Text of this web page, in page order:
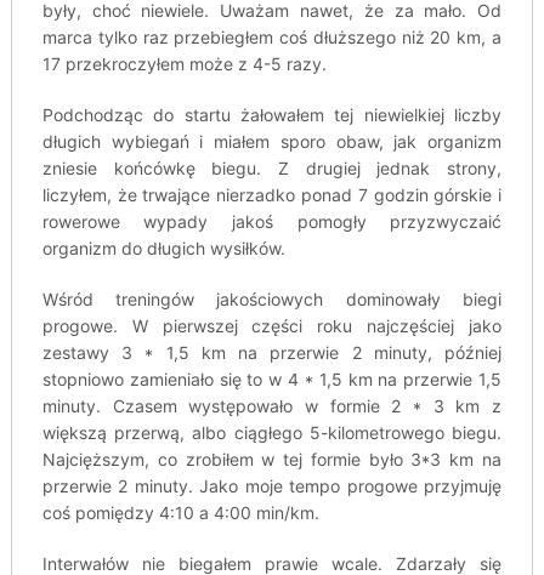
były, choć niewiele. Uważam nawet, że za mało. Od
marca tylko raz przebiegłem coś dłuższego niż 20 km, a
17 przekroczyłem może z 4-5 razy.
Podchodząc do startu żałowałem tej niewielkiej liczby
długich wybiegań i miałem sporo obaw, jak organizm
zniesie końcówkę biegu. Z drugiej jednak strony,
liczyłem, że trwające nierzadko ponad 7 godzin górskie i
rowerowe wypady jakoś pomogły przyzwyczaić
organizm do długich wysiłków.
Wśród treningów jakościowych dominowały biegi
progowe. W pierwszej części roku najczęściej jako
zestawy 3 * 1,5 km na przerwie 2 minuty, później
stopniowo zamieniało się to w 4 * 1,5 km na przerwie 1,5
minuty. Czasem występowało w formie 2 * 3 km z
większą przerwą, albo ciągłego 5-kilometrowego biegu.
Najcięższym, co zrobiłem w tej formie było 3*3 km na
przerwie 2 minuty. Jako moje tempo progowe przyjmuję
coś pomiędzy 4:10 a 4:00 min/km.
Interwałów nie biegałem prawie wcale. Zdarzały się